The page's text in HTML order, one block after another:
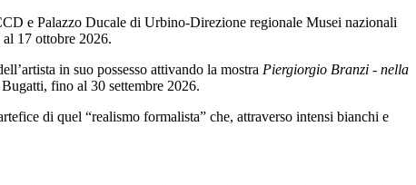
e Palazzo Ducale di Urbino-Direzione regionale Musei nazionali
17 ottobre 2026.
in suo possesso attivando la mostra Piergiorgio Branzi - nella
fino al 30 settembre 2026.
di quel “realismo formalista” che, attraverso intensi bianchi e